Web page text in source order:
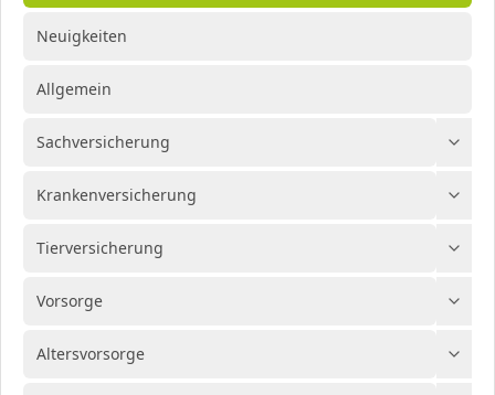
Neuigkeiten
Allgemein
Sachversicherung
Krankenversicherung
Tierversicherung
Vorsorge
Altersvorsorge